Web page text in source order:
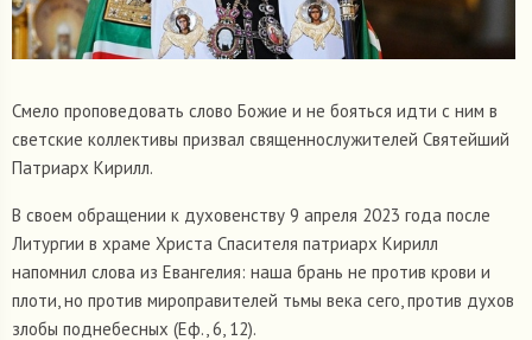
Смело проповедовать слово Божие и не бояться идти с ним в
светские коллективы призвал священнослужителей Святейший
Патриарх Кирилл.
В своем обращении к духовенству 9 апреля 2023 года после
Литургии в храме Христа Спасителя патриарх Кирилл
напомнил слова из Евангелия: наша брань не против крови и
плоти, но против мироправителей тьмы века сего, против духов
злобы поднебесных (Еф., 6, 12).